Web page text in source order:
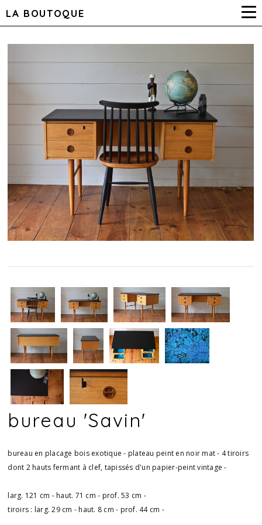
LA BOUTOQUE
bureau 'Savin'
bureau en placage bois exotique - plateau peint en noir mat - 4 tiroirs
dont 2 hauts fermant à clef, tapissés d'un papier-peint vintage -
larg. 121 cm - haut. 71 cm - prof. 53 cm -
tiroirs : larg. 29 cm - haut. 8 cm - prof. 44 cm -